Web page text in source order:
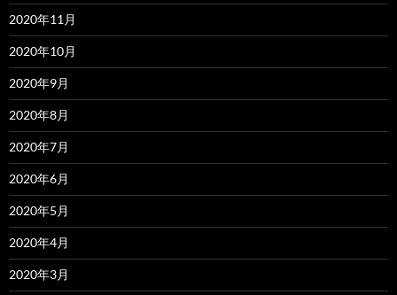
2020年11月
2020年10月
2020年9月
2020年8月
2020年7月
2020年6月
2020年5月
2020年4月
2020年3月